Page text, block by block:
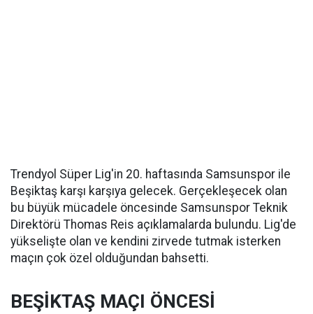
Trendyol Süper Lig'in 20. haftasında Samsunspor ile
Beşiktaş karşı karşıya gelecek. Gerçekleşecek olan
bu büyük mücadele öncesinde Samsunspor Teknik
Direktörü Thomas Reis açıklamalarda bulundu. Lig'de
yükselişte olan ve kendini zirvede tutmak isterken
maçın çok özel olduğundan bahsetti.
BEŞİKTAŞ MAÇI ÖNCESİ